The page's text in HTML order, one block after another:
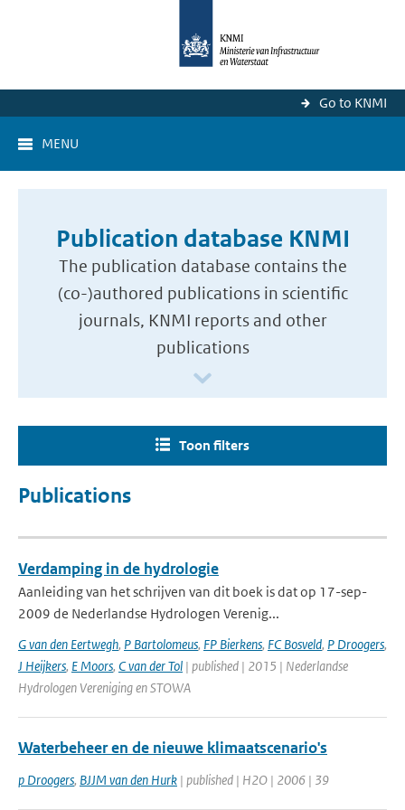
Go to KNMI
MENU
Publication database KNMI
The publication database contains the
(co-)authored publications in scientific
journals, KNMI reports and other
publications
Toon filters
Publications
Verdamping in de hydrologie
Aanleiding van het schrijven van dit boek is dat op 17-sep-
2009 de Nederlandse Hydrologen Verenig...
G van den Eertwegh, P Bartolomeus, FP Bierkens, FC Bosveld, P Droogers,
J Heijkers, E Moors, C van der Tol | published | 2015 | Nederlandse
Hydrologen Vereniging en STOWA
Waterbeheer en de nieuwe klimaatscenario's
p Droogers, BJJM van den Hurk | published | H2O | 2006 | 39